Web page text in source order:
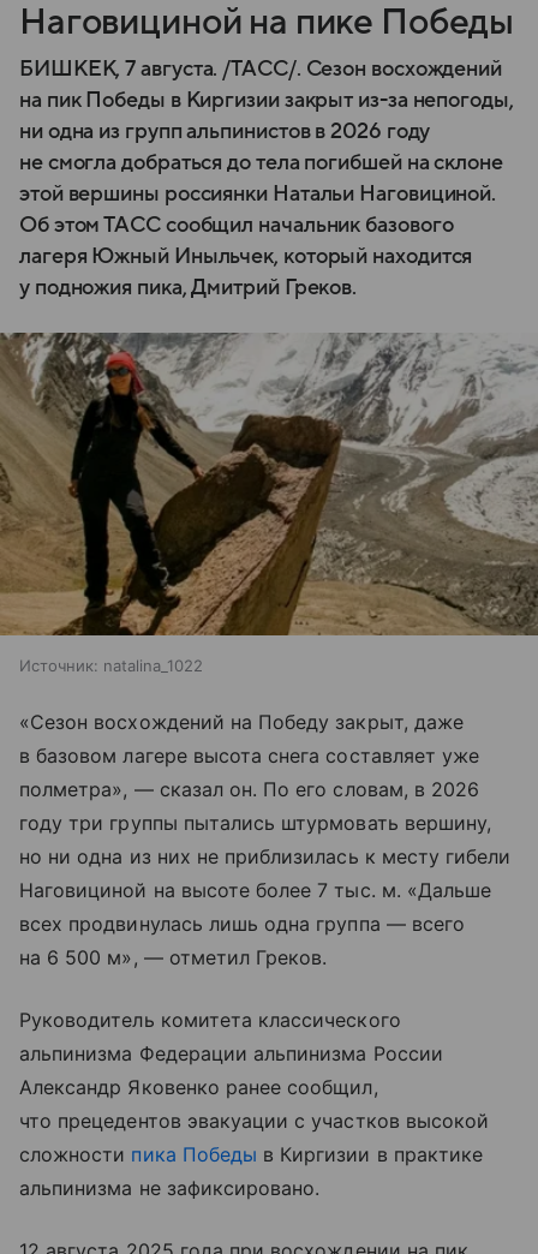
Наговициной на пике Победы
БИШКЕК, 7 августа. /ТАСС/. Сезон восхождений
на пик Победы в Киргизии закрыт из-за непогоды,
ни одна из групп альпинистов в 2026 году
не смогла добраться до тела погибшей на склоне
этой вершины россиянки Натальи Наговициной.
Об этом ТАСС сообщил начальник базового
лагеря Южный Иныльчек, который находится
у подножия пика, Дмитрий Греков.
Источник: natalina_1022
«Сезон восхождений на Победу закрыт, даже
в базовом лагере высота снега составляет уже
полметра», — сказал он. По его словам, в 2026
году три группы пытались штурмовать вершину,
но ни одна из них не приблизилась к месту гибели
Наговициной на высоте более 7 тыс. м. «Дальше
всех продвинулась лишь одна группа — всего
на 6 500 м», — отметил Греков.
Руководитель комитета классического
альпинизма Федерации альпинизма России
Александр Яковенко ранее сообщил,
что прецедентов эвакуации с участков высокой
сложности пика Победы в Киргизии в практике
альпинизма не зафиксировано.